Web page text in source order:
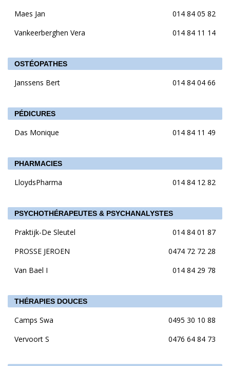
Maes Jan
014 84 05 82
Vankeerberghen Vera
014 84 11 14
OSTÉOPATHES
Janssens Bert 014 84 04 66
PÉDICURES
Das Monique 014 84 11 49
PHARMACIES
LloydsPharma 014 84 12 82
PSYCHOTHÉRAPEUTES & PSYCHANALYSTES
Praktijk-De Sleutel
014 84 01 87
PROSSE JEROEN
0474 72 72 28
Van Bael I
014 84 29 78
THÉRAPIES DOUCES
Camps Swa
0495 30 10 88
Vervoort S
0476 64 84 73